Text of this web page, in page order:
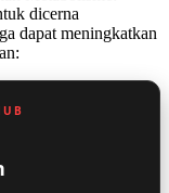
dicerna
dapat meningkatkan